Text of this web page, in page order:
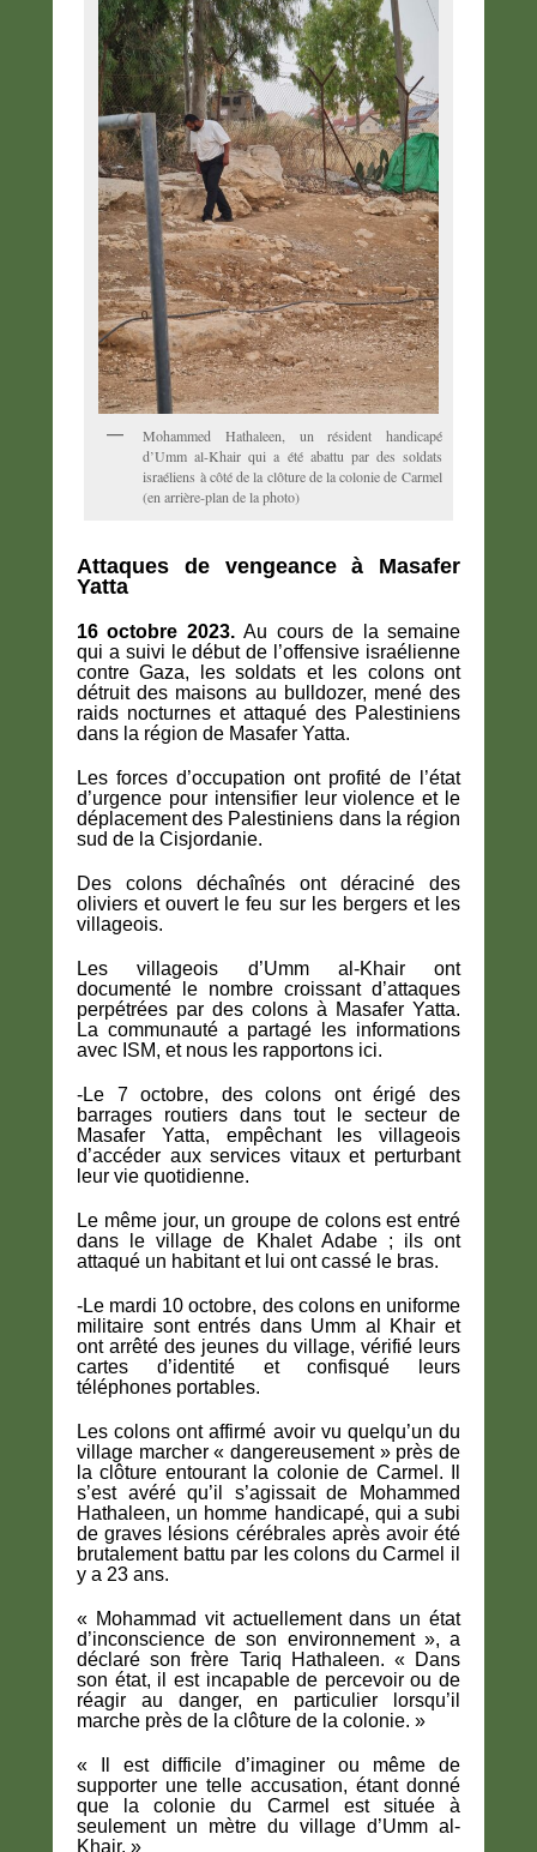
Mohammed Hathaleen, un résident handicapé
d’Umm al-Khair qui a été abattu par des soldats
israéliens à côté de la clôture de la colonie de Carmel
(en arrière-plan de la photo)
Attaques de vengeance à Masafer
Yatta
16 octobre 2023.Au cours de la semaine
qui a suivi le début de l’offensive israélienne
contre Gaza, les soldats et les colons ont
détruit des maisons au bulldozer, mené des
raids nocturnes et attaqué des Palestiniens
dans la région de Masafer Yatta.
Les forces d’occupation ont profité de l’état
d’urgence pour intensifier leur violence et le
déplacement des Palestiniens dans la région
sud de la Cisjordanie.
Des colons déchaînés ont déraciné des
oliviers et ouvert le feu sur les bergers et les
villageois.
Les villageois d’Umm al-Khair ont
documenté le nombre croissant d’attaques
perpétrées par des colons à Masafer Yatta.
La communauté a partagé les informations
avec ISM, et nous les rapportons ici.
-Le 7 octobre, des colons ont érigé des
barrages routiers dans tout le secteur de
Masafer Yatta, empêchant les villageois
d’accéder aux services vitaux et perturbant
leur vie quotidienne.
Le même jour, un groupe de colons est entré
dans le village de Khalet Adabe ; ils ont
attaqué un habitant et lui ont cassé le bras.
-Le mardi 10 octobre, des colons en uniforme
militaire sont entrés dans Umm al Khair et
ont arrêté des jeunes du village, vérifié leurs
cartes d’identité et confisqué leurs
téléphones portables.
Les colons ont affirmé avoir vu quelqu’un du
village marcher « dangereusement » près de
la clôture entourant la colonie de Carmel. Il
s’est avéré qu’il s’agissait de Mohammed
Hathaleen, un homme handicapé, qui a subi
de graves lésions cérébrales après avoir été
brutalement battu par les colons du Carmel il
y a 23 ans.
« Mohammad vit actuellement dans un état
d’inconscience de son environnement », a
déclaré son frère Tariq Hathaleen. « Dans
son état, il est incapable de percevoir ou de
réagir au danger, en particulier lorsqu’il
marche près de la clôture de la colonie. »
« Il est difficile d’imaginer ou même de
supporter une telle accusation, étant donné
que la colonie du Carmel est située à
seulement un mètre du village d’Umm al-
Khair. »